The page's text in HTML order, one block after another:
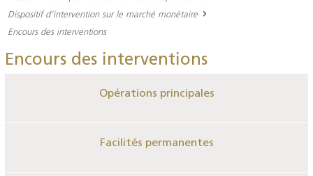
Dispositif d’intervention sur le marché monétaire
Encours des interventions
Encours des interventions
Opérations principales
Facilités permanentes